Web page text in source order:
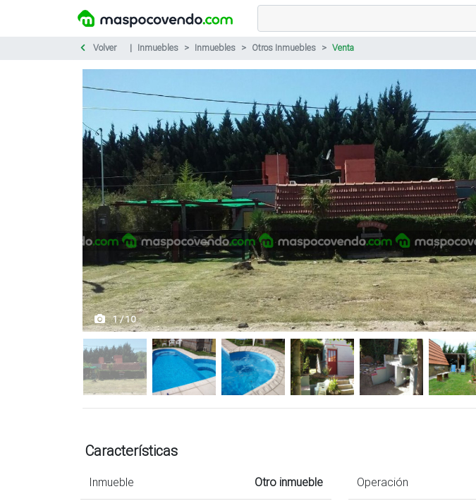
Volver Inmuebles Inmuebles Otros Inmuebles Venta
1 / 10
Características
Inmueble Otro inmueble Operación